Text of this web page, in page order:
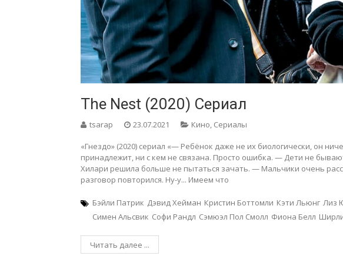
The Nest (2020) Сериал
tsarap 23.07.2021 Кино Сериалы
«Гнездо» (2020) сериал «— Ребёнок даже не их биологически, он
принадлежит, ни с кем не связана. Просто ошибка. — Дети не
Хилари решила больше не пытаться зачать. — Мальчики очень
разговор повторился. Ну-у... Имеем что
Бэйли Патрик Дэвид Хейман Кристин Боттомли Кэти Льюнг Лиз
Симен Альсвик Софи Рандл Сэмюэл Пол Смолл Фиона Белл
Читать далее ...